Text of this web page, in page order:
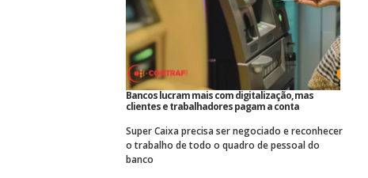
Bancos lucram mais com digitalização, mas
clientes e trabalhadores pagam a conta
Super Caixa precisa ser negociado e reconhecer
o trabalho de todo o quadro de pessoal do
banco